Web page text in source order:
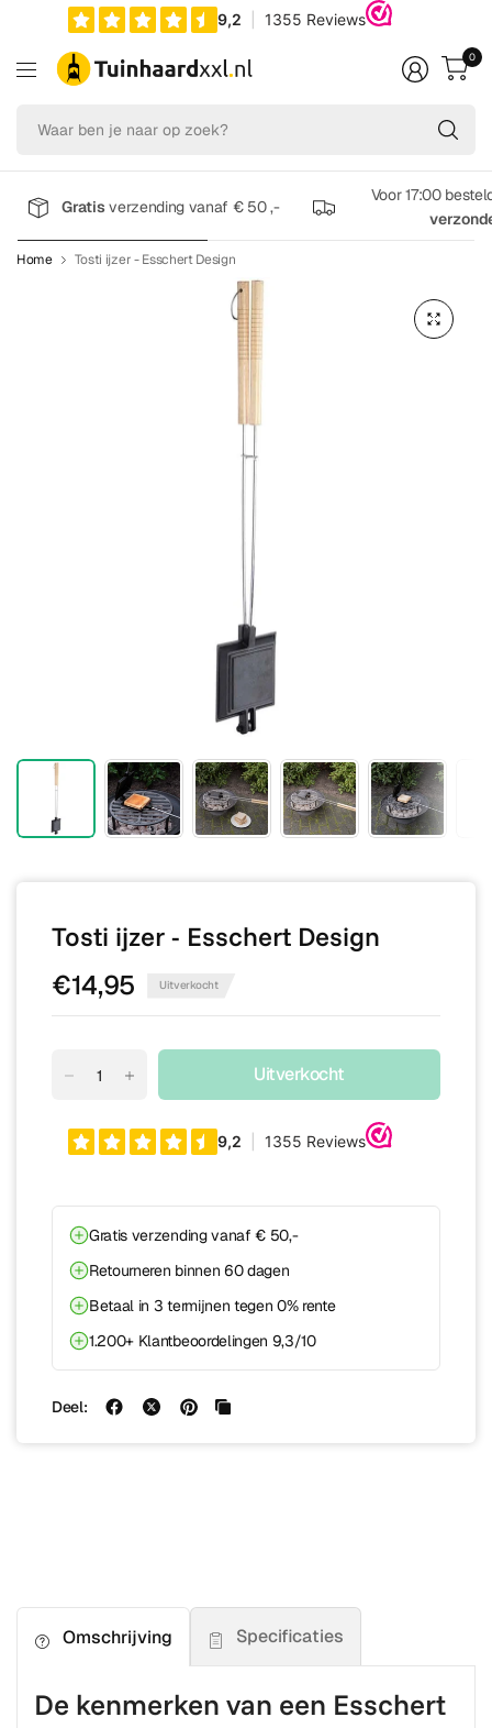
op
0
Gratisverzending vanaf € 50 ,-
Voor 17:00
Home Tosti ijzer - Esschert Design
Tosti ijzer - Esschert Design
€14,95 Uitverkocht
Uitverkocht
Gratis verzending vanaf € 50,-
Retourneren binnen 60 dagen
Betaal in 3 termijnen tegen 0% rente
1.200+ Klantbeoordelingen 9,3/10
Deel:
Omschrijving Specificaties
De kenmerken van een Esschert